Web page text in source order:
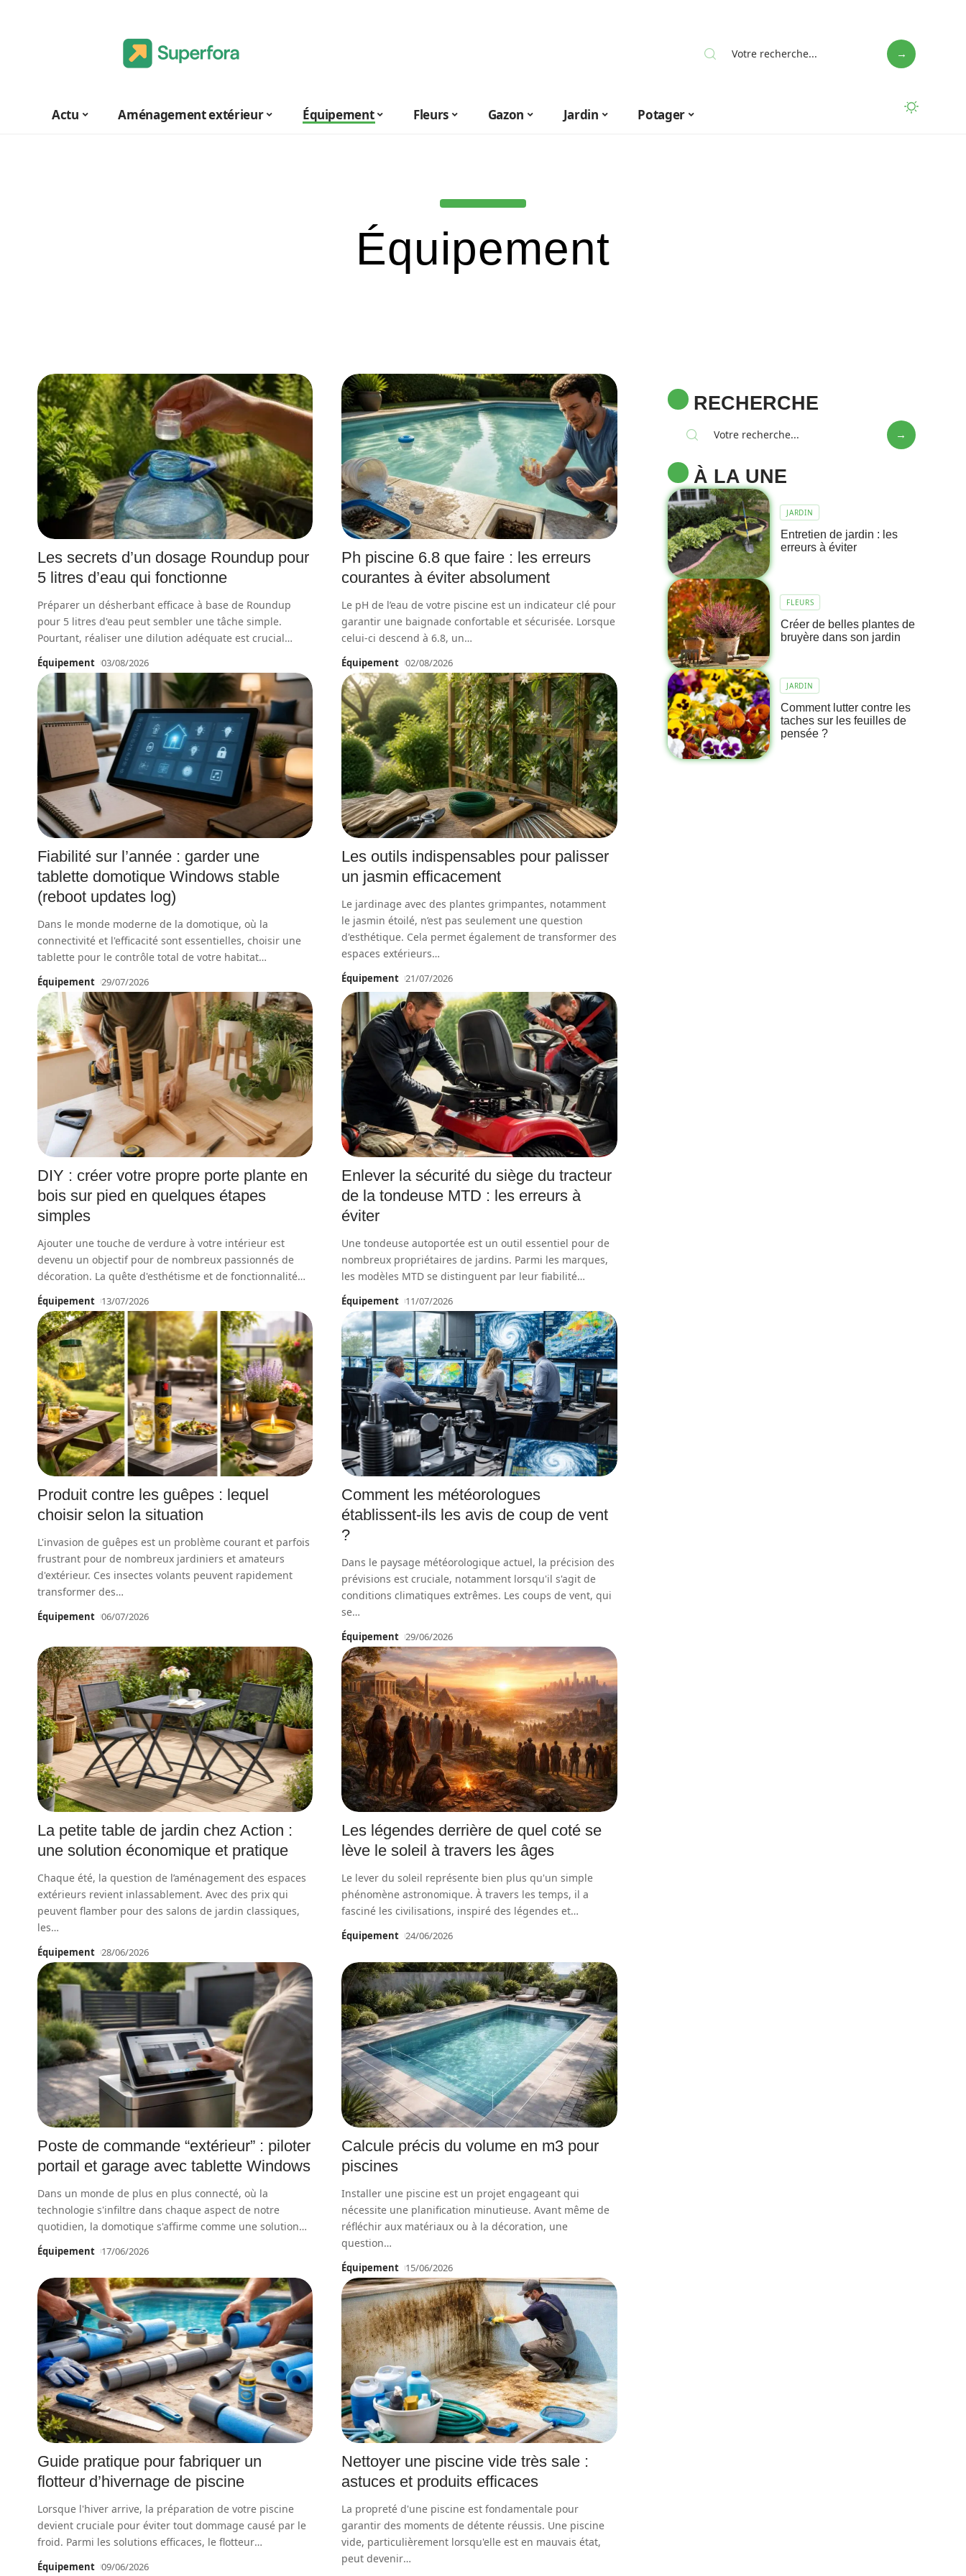
Actu Aménagement extérieur Équipement Fleurs Gazon Jardin Potager
Équipement
Les secrets d’un dosage Roundup pour
5 litres d’eau qui fonctionne
Préparer un désherbant efficace à base de Roundup
pour 5 litres d'eau peut sembler une tâche simple.
Pourtant, réaliser une dilution adéquate est crucial…
Équipement 03/08/2026
Ph piscine 6.8 que faire : les erreurs
courantes à éviter absolument
Le pH de l’eau de votre piscine est un indicateur clé pour
garantir une baignade confortable et sécurisée. Lorsque
celui-ci descend à 6.8, un…
Équipement 02/08/2026
Fiabilité sur l’année : garder une
tablette domotique Windows stable
(reboot updates log)
Dans le monde moderne de la domotique, où la
connectivité et l'efficacité sont essentielles, choisir une
tablette pour le contrôle total de votre habitat…
Équipement 29/07/2026
Les outils indispensables pour palisser
un jasmin efficacement
Le jardinage avec des plantes grimpantes, notamment
le jasmin étoilé, n’est pas seulement une question
d'esthétique. Cela permet également de transformer des
espaces extérieurs…
Équipement 21/07/2026
DIY : créer votre propre porte plante en
bois sur pied en quelques étapes
simples
Ajouter une touche de verdure à votre intérieur est
devenu un objectif pour de nombreux passionnés de
décoration. La quête d'esthétisme et de fonctionnalité…
Équipement 13/07/2026
Enlever la sécurité du siège du tracteur
de la tondeuse MTD : les erreurs à
éviter
Une tondeuse autoportée est un outil essentiel pour de
nombreux propriétaires de jardins. Parmi les marques,
les modèles MTD se distinguent par leur fiabilité…
Équipement 11/07/2026
Produit contre les guêpes : lequel
choisir selon la situation
L'invasion de guêpes est un problème courant et parfois
frustrant pour de nombreux jardiniers et amateurs
d'extérieur. Ces insectes volants peuvent rapidement
transformer des…
Équipement 06/07/2026
Comment les météorologues
établissent-ils les avis de coup de vent
?
Dans le paysage météorologique actuel, la précision des
prévisions est cruciale, notamment lorsqu'il s'agit de
conditions climatiques extrêmes. Les coups de vent, qui
se…
Équipement 29/06/2026
La petite table de jardin chez Action :
une solution économique et pratique
Chaque été, la question de l’aménagement des espaces
extérieurs revient inlassablement. Avec des prix qui
peuvent flamber pour des salons de jardin classiques,
les…
Équipement 28/06/2026
Les légendes derrière de quel coté se
lève le soleil à travers les âges
Le lever du soleil représente bien plus qu'un simple
phénomène astronomique. À travers les temps, il a
fasciné les civilisations, inspiré des légendes et…
Équipement 24/06/2026
Poste de commande “extérieur” : piloter
portail et garage avec tablette Windows
Dans un monde de plus en plus connecté, où la
technologie s'infiltre dans chaque aspect de notre
quotidien, la domotique s'affirme comme une solution…
Équipement 17/06/2026
Calcule précis du volume en m3 pour
piscines
Installer une piscine est un projet engageant qui
nécessite une planification minutieuse. Avant même de
réfléchir aux matériaux ou à la décoration, une
question…
Équipement 15/06/2026
Guide pratique pour fabriquer un
flotteur d’hivernage de piscine
Lorsque l'hiver arrive, la préparation de votre piscine
devient cruciale pour éviter tout dommage causé par le
froid. Parmi les solutions efficaces, le flotteur…
Équipement 09/06/2026
Nettoyer une piscine vide très sale :
astuces et produits efficaces
La propreté d'une piscine est fondamentale pour
garantir des moments de détente réussis. Une piscine
vide, particulièrement lorsqu'elle est en mauvais état,
peut devenir…
RECHERCHE
À LA UNE
JARDIN
Entretien de jardin : les
erreurs à éviter
FLEURS
Créer de belles plantes de
bruyère dans son jardin
JARDIN
Comment lutter contre les
taches sur les feuilles de
pensée ?